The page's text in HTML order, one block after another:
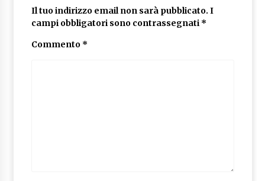
Il tuo indirizzo email non sarà pubblicato. I
campi obbligatori sono contrassegnati *
Commento *